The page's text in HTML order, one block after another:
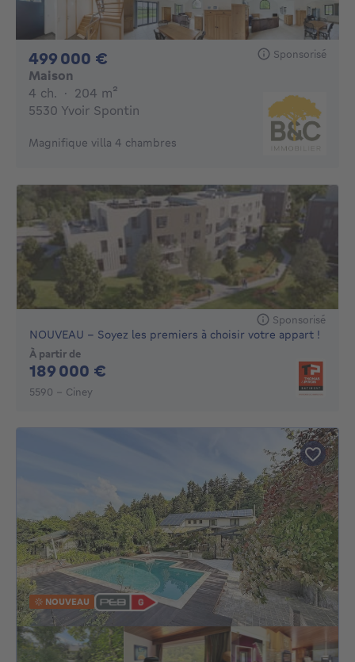
499 000 € Sponsorisé
Maison
4 ch. 4 chambres
· 204 m²
5530 Yvoir Spontin
Magnifique villa 4 chambres
Sponsorisé
NOUVEAU - Soyez les premiers à choisir votre appart !
À partir de
189 000 €
5590 - Ciney
NOUVEAU